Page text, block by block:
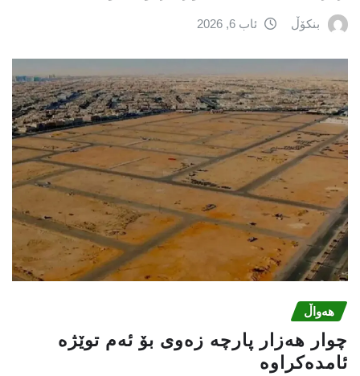
بنکۆڵ ئاب 6, 2026
هەواڵ
چوار هەزار پارچە زەوی بۆ ئەم توێژە
ئامدەکراوە